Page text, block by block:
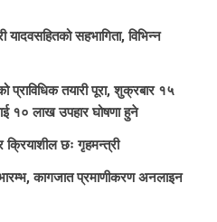
सहभागिता, विभिन्न
प्राविधिक तयारी पूरा, शुक्रबार १५
१० लाख उपहार घोषणा हुने
क्रियाशील छः गृहमन्त्री
कागजात प्रमाणीकरण अनलाइन